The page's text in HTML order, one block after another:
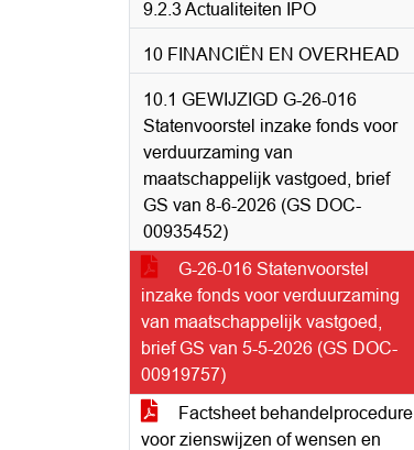
9.2.3 Actualiteiten IPO
10 FINANCIËN EN OVERHEAD
10.1 GEWIJZIGD G-26-016
Statenvoorstel inzake fonds voor
verduurzaming van
maatschappelijk vastgoed, brief
GS van 8-6-2026 (GS DOC-
00935452)
G-26-016 Statenvoorstel
inzake fonds voor verduurzaming
van maatschappelijk vastgoed,
brief GS van 5-5-2026 (GS DOC-
00919757)
Factsheet behandelprocedure
voor zienswijzen of wensen en